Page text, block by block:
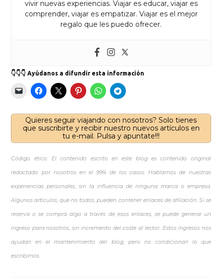
vivir nuevas experiencias. Viajar es educar, viajar es
comprender, viajar es empatizar. Viajar es el mejor
regalo que les puedo ofrecer.
👇👇👇 Ayúdanos a difundir esta información
Quieres seguir viajando con nosotros? Solo tienes
que suscribirte y recibir nuestro nuevos artículos en
tu e-mail. Pulsa y apuntate!!!
Código ético: El contenido escrito en este blog es contenido original
redactado por nosotros en el 99% de los casos. Hablamos de nuestras
experiencias personales, sin la influencia de ninguna marca o empresa.
Algunos artículos, que no todos, pueden contener enlaces de afiliación. Si se
reserva o se compra algo a través de esos enlaces, se puede generar un
ingreso para nosotros, sin incremento del coste al lector. Estos ingresos nos
ayudan en el mantenimiento del blog, pero no condicionan lo que
escribimos.